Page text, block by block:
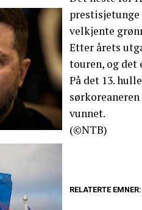
prestisjetunge
velkjente
Etter årets
touren, og det
På det 13.
vunnet.
(©NTB)
RELATERTE EMNER: